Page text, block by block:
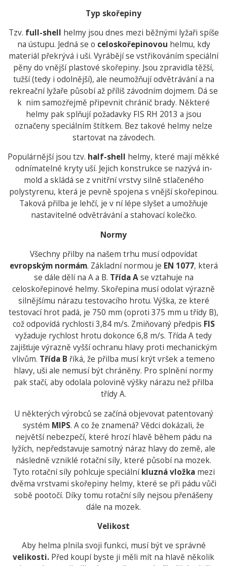
Typ skořepiny
Tzv. full-shell helmy jsou dnes mezi běžnými lyžaři spíše
na ústupu. Jedná se o celoskořepinovou helmu, kdy
materiál překrývá i uši. Vyrábějí se vstřikováním speciální
pěny do vnější plastové skořepiny. Jsou zpravidla těžší,
tužší (tedy i odolnější), ale neumožňují odvětrávání a na
rekreační lyžaře působí až příliš závodním dojmem. Dá se
k nim samozřejmě připevnit chránič brady. Některé
helmy pak splňují požadavky FIS RH 2013 a jsou
označeny speciálním štítkem. Bez takové helmy nelze
startovat na závodech.
Populárnější jsou tzv. half-shell helmy, které mají měkké
odnímatelné kryty uší. Jejich konstrukce se nazývá in-
mold a skládá se z vnitřní vrstvy silně stlačeného
polystyrenu, která je pevně spojena s vnější skořepinou.
Taková přilba je lehčí, je v ní lépe slyšet a umožňuje
nastavitelné odvětrávání a stahovací kolečko.
Normy
Všechny přilby na našem trhu musí odpovídat
evropským normám. Základní normou je EN 1077, která
se dále dělí na A a B. Třída Ase vztahuje na
celoskořepinové helmy. Skořepina musí odolat výrazně
silnějšímu nárazu testovacího hrotu. Výška, ze které
testovací hrot padá, je 750 mm (oproti 375 mm u třídy B),
což odpovídá rychlosti 3,84 m/s. Zmiňovaný předpis FIS
vyžaduje rychlost hrotu dokonce 6,8 m/s. Třída A tedy
zajišťuje výrazně vyšší ochranu hlavy proti mechanickým
vlivům. Třída B říká, že přilba musí krýt vršek a temeno
hlavy, uši ale nemusí být chráněny. Pro splnění normy
pak stačí, aby odolala polovině výšky nárazu než přilba
třídy A.
U některých výrobců se začíná objevovat patentovaný
systém MIPS. A co že znamená? Vědci dokázali, že
největší nebezpečí, které hrozí hlavě během pádu na
lyžích, nepředstavuje samotný náraz hlavy do země, ale
následně vzniklé rotační síly, které působí na mozek.
Tyto rotační síly pohlcuje speciálníkluzná vložka mezi
dvěma vrstvami skořepiny helmy, které se při pádu vůči
sobě pootočí. Díky tomu rotační síly nejsou přenášeny
dále na mozek.
Velikost
Aby helma plnila svoji funkci, musí být ve správné
velikosti. Před koupí byste ji měli mít na hlavě několik